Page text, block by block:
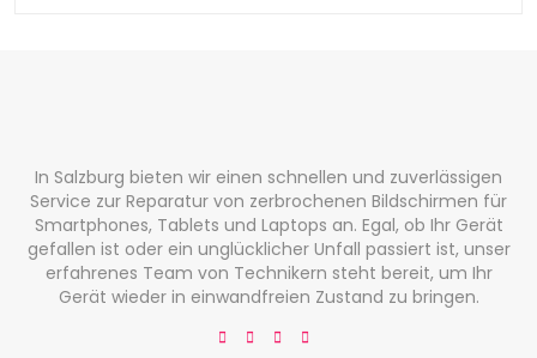
In Salzburg bieten wir einen schnellen und zuverlässigen
Service zur Reparatur von zerbrochenen Bildschirmen für
Smartphones, Tablets und Laptops an. Egal, ob Ihr Gerät
gefallen ist oder ein unglücklicher Unfall passiert ist, unser
erfahrenes Team von Technikern steht bereit, um Ihr
Gerät wieder in einwandfreien Zustand zu bringen.